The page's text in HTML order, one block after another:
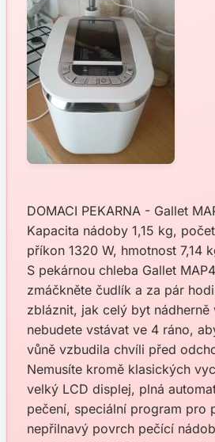
DOMACI PEKARNA - Gallet
Kapacita nádoby 1,15 kg,
příkon 1320 W, hmotnost 7,14
S pekárnou chleba Gallet
zmáčkněte čudlík a za pár
zbláznit, jak celý byt nádherně
nebudete vstávat ve 4 ráno,
vůně vzbudila chvíli před
Nemusíte kromě klasických
velký LCD displej, plná
pečení, speciální program pro
nepřilnavý povrch pečící